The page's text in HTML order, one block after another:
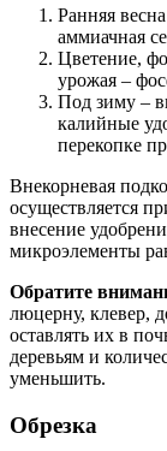
Ранняя
аммиачная
Цветение,
урожая –
Под зиму –
калийные
перекопке
Внекорневая
осуществляется
внесение
микроэлементы
Обратите
люцерну, клевер,
оставлять их в
деревьям и
уменьшить.
Обрезка